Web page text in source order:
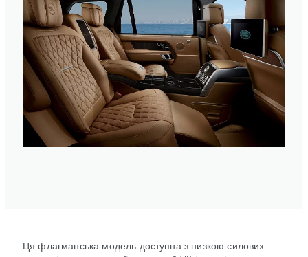
Ця флагманська модель доступна з низкою силових